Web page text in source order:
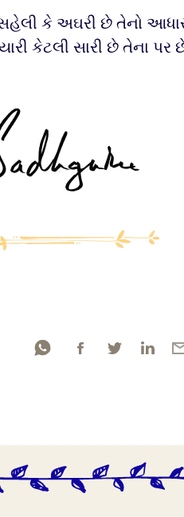
સહેલી કે અઘરી છે તેનો
કેટલી સારી છે તેના પર